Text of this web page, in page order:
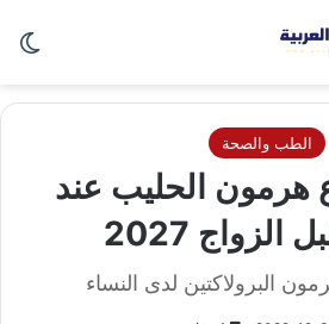
الطب والصحة
هرمون الحليب عند
الزواج 2027
البرولاكتين لدى النساء